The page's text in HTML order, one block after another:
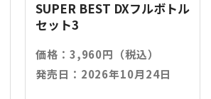
SUPER BEST DXフルボトル
セット3
価格：3,960円（税込）
発売日：2026年10月24日